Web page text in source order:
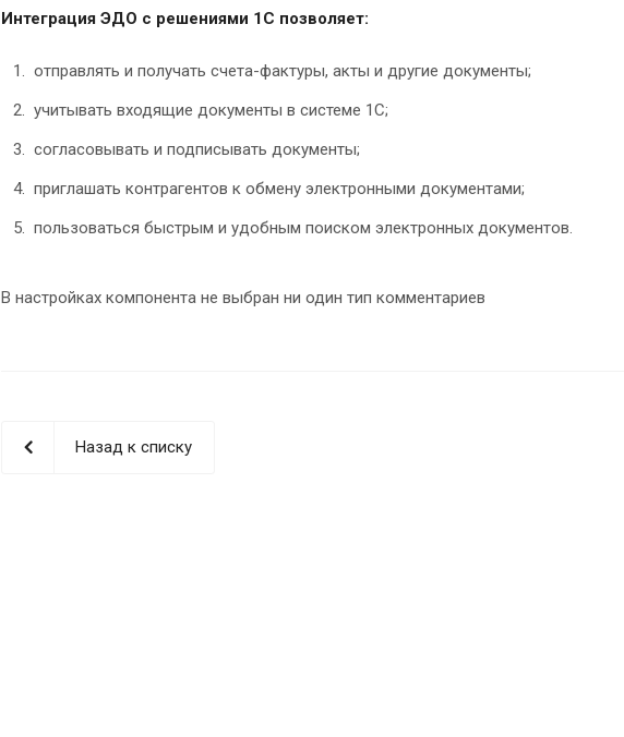
Интеграция ЭДО с решениями 1С позволяет:
отправлять и получать счета-фактуры, акты и другие документы;
учитывать входящие документы в системе 1С;
согласовывать и подписывать документы;
приглашать контрагентов к обмену электронными документами;
пользоваться быстрым и удобным поиском электронных документов.
В настройках компонента не выбран ни один тип комментариев
Назад к списку